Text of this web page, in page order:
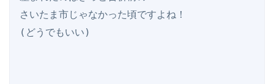
さいたま市じゃなかった頃ですよね！
(どうでもいい)